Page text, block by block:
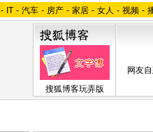
- IT - 汽车 - 房产 - 家居 - 女人 - 视频 -
搜狐博客玩弄版
网友